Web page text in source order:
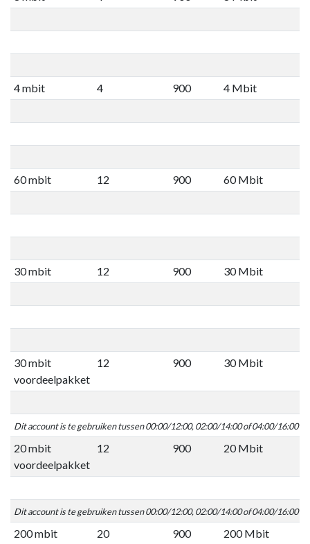
4 mbit 4 900 4 Mbit
60 mbit 12 900 60 Mbit
30 mbit 12 900 30 Mbit
30 mbit
voordeelpakket
12 900 30 Mbit
Dit account is te gebruiken tussen 00:00/12:00, 02:00/14:00 of 04:00/16:00
20 mbit
voordeelpakket
12 900 20 Mbit
Dit account is te gebruiken tussen 00:00/12:00, 02:00/14:00 of 04:00/16:00
200 mbit 20 900 200 Mbit